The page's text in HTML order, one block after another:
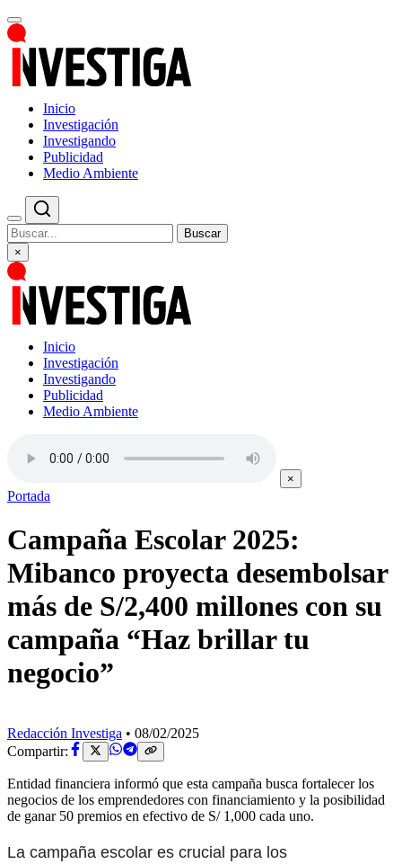
Inicio
Investigación
Investigando
Publicidad
Medio Ambiente
Buscar
×
Inicio
Investigación
Investigando
Publicidad
Medio Ambiente
×
Portada
Campaña Escolar 2025:
Mibanco proyecta desembolsar
más de S/2,400 millones con su
campaña “Haz brillar tu
negocio”
Redacción Investiga • 08/02/2025
Compartir:
Entidad financiera informó que esta campaña busca fortalecer los
negocios de los emprendedores con financiamiento y la posibilidad
de ganar 50 premios en efectivo de S/ 1,000 cada uno.
La campaña escolar es crucial para los